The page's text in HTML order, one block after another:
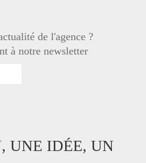
de l'agence ?
à notre newsletter
UNE IDÉE, UN